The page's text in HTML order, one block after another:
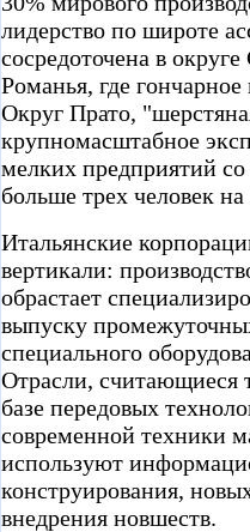
лидерство по широте
сосредоточена в
Романья, где
Округ Прато,
крупномасштабное
мелких предприятий
больше трех человек
Итальянские
вертикали:
обрастает
выпуску
специального
Отрасли, считающиеся
базе передовых
современной техники
используют
конструирования,
внедрения новшеств.